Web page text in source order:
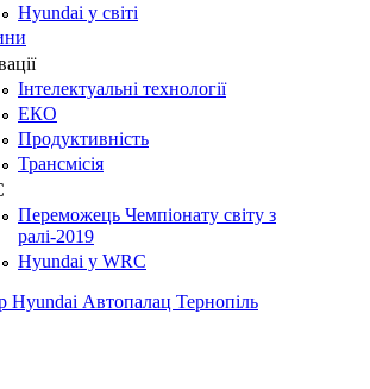
Hyundai у світі
Інтелектуальні технології
ЕКО
Продуктивність
Трансмісія
Переможець Чемпіонату світу з
ралі-2019
Hyundai у WRC